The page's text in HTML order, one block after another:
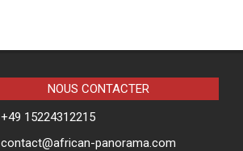
NOUS CONTACTER
+49 15224312215
contact@african-panorama.com